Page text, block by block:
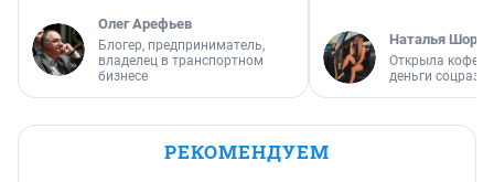
Олег Арефьев
Блогер, предприниматель,
владелец в транспортном
бизнесе
Наталья
Открыла
деньги
РЕКОМЕНДУЕМ